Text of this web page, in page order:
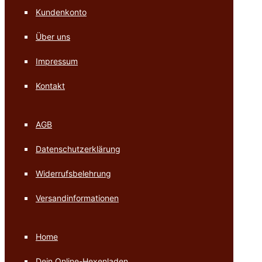
Kundenkonto
Über uns
Impressum
Kontakt
AGB
Datenschutzerklärung
Widerrufsbelehrung
Versandinformationen
Home